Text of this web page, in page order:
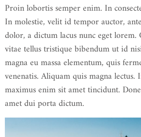
Proin lobortis semper enim. In
In molestie, velit id tempor auctor,
dolor, a dictum lacus nunc eget
vitae tellus tristique bibendum ut id
magna eu massa elementum, quis
venenatis. Aliquam quis magna lectus.
maximus enim sit amet tincidunt.
amet dui porta dictum.